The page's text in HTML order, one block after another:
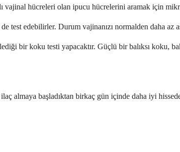
hücreleri olan ipucu hücrelerini aramak için
test edebilirler. Durum vajinanızı normalden daha
bir koku testi yapacaktır. Güçlü bir balıksı koku,
almaya başladıktan birkaç gün içinde daha iyi